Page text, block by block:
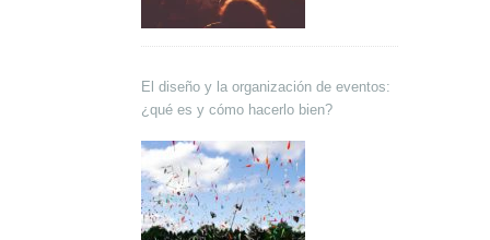
El diseño y la organización de eventos:
¿qué es y cómo hacerlo bien?